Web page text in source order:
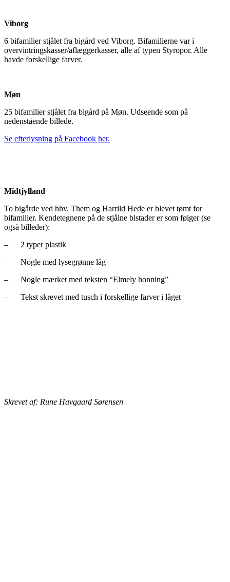
Viborg
6 bifamilier stjålet fra bigård ved Viborg. Bifamilierne var i
overvintringskasser/aflæggerkasser, alle af typen Styropor. Alle
havde forskellige farver.
Møn
25 bifamilier stjålet fra bigård på Møn. Udseende som på
nedenstående billede.
Se efterlysning på Facebook her.
Midtjylland
To bigårde ved hhv. Them og Harrild Hede er blevet tømt for
bifamilier. Kendetegnene på de stjålne bistader er som følger (se
også billeder):
– 2 typer plastik
– Nogle med lysegrønne låg
– Nogle mærket med teksten “Elmely honning”
– Tekst skrevet med tusch i forskellige farver i låget
Skrevet af: Rune Havgaard Sørensen